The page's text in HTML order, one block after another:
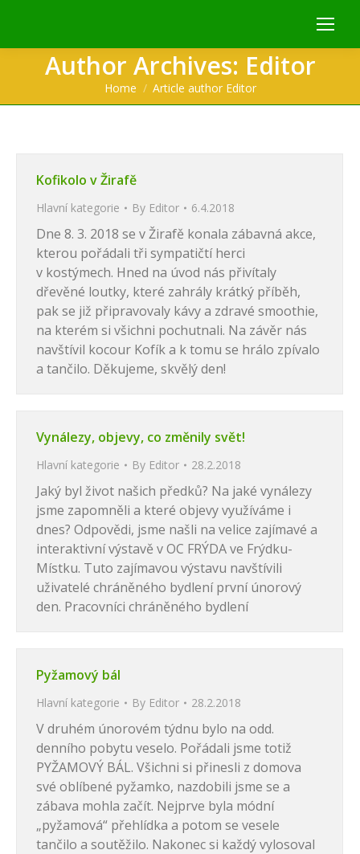
Author Archives: Editor
You are here:
Home Article author Editor
Kofikolo v Žirafě
Hlavní kategorie By Editor 6.4.2018
Dne 8. 3. 2018 se v Žirafě konala zábavná akce,
kterou pořádali tři sympatičtí herci
v kostýmech. Hned na úvod nás přivítaly
dřevěné loutky, které zahrály krátký příběh,
pak se již připravovaly kávy a zdravé smoothie,
na kterém si všichni pochutnali. Na závěr nás
navštívil kocour Kofík a k tomu se hrálo zpívalo
a tančilo. Děkujeme, skvělý den!
Vynálezy, objevy, co změnily svět!
Hlavní kategorie By Editor 28.2.2018
Jaký byl život našich předků? Na jaké vynálezy
jsme zapomněli a které objevy využíváme i
dnes? Odpovědi, jsme našli na velice zajímavé a
interaktivní výstavě v OC FRÝDA ve Frýdku-
Místku. Tuto zajímavou výstavu navštívili
uživatelé chráněného bydlení první únorový
den. Pracovníci chráněného bydlení
Pyžamový bál
Hlavní kategorie By Editor 28.2.2018
V druhém únorovém týdnu bylo na odd.
denního pobytu veselo. Pořádali jsme totiž
PYŽAMOVÝ BÁL. Všichni si přinesli z domova
své oblíbené pyžamko, nazdobili jsme se a
zábava mohla začít. Nejprve byla módní
„pyžamová“ přehlídka a potom se vesele
tančilo a soutěžilo. Nakonec si každý vylosoval